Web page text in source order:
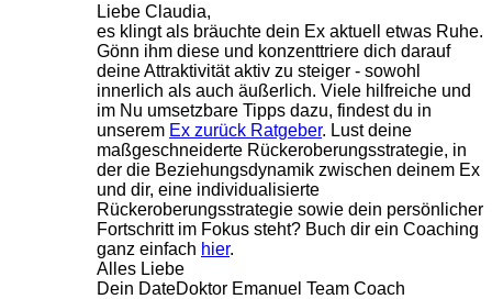
Liebe Claudia,
es klingt als bräuchte dein Ex aktuell etwas Ruhe.
Gönn ihm diese und konzenttriere dich darauf
deine Attraktivität aktiv zu steiger - sowohl
innerlich als auch äußerlich. Viele hilfreiche und
im Nu umsetzbare Tipps dazu, findest du in
unserem Ex zurück Ratgeber. Lust deine
maßgeschneiderte Rückeroberungsstrategie, in
der die Beziehungsdynamik zwischen deinem Ex
und dir, eine individualisierte
Rückeroberungsstrategie sowie dein persönlicher
Fortschritt im Fokus steht? Buch dir ein Coaching
ganz einfach hier.
Alles Liebe
Dein DateDoktor Emanuel Team Coach